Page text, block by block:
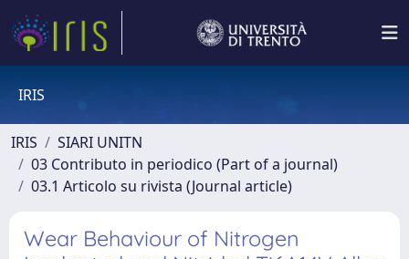
IRIS
IRIS
SIARI UNITN
03 Contributo in periodico (Part of a journal)
03.1 Articolo su rivista (Journal article)
Wear Behaviour of Nitrogen